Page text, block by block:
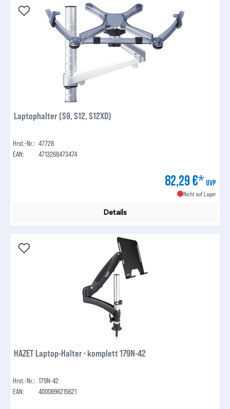
Laptophalter (S9, S12, S12XD)
Hrst.-Nr.: 47728
EAN:
4713268473474
82,29 €* UVP
Nicht auf Lager
Details
HAZET Laptop-Halter ∙ komplett 179N-42
Hrst.-Nr.: 179N-42
EAN:
4000896215621